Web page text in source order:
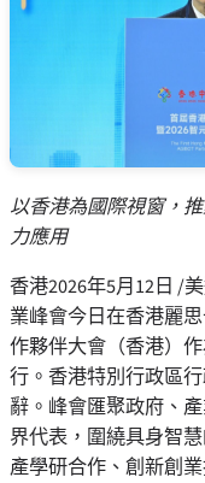
以香港為國際視窗，
力應用
香港2026年5月12日 /
業峰會今日在香港麗
作夥伴大會（香港）
行。香港特別行政區
辭。峰會匯聚政府、
界代表，圍繞具身智
產學研合作、創新創